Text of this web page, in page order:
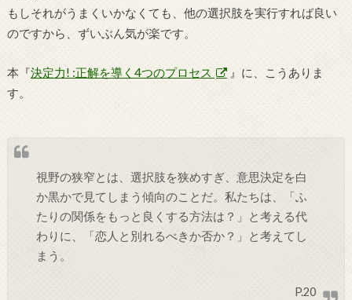
もしそれがうまくいかなくても、他の選択肢を実行すれば良い
のですから、ずいぶん気が楽です。
本『決定力! :正解を導く4つのプロセス
』に、こうありま
す。
視野の狭窄とは、選択肢を狭めすぎ、意思決定を白
か黒かで見てしまう傾向のことだ。私たちは、「ふ
たりの関係をもっと良くする方法は？」と考える代
わりに、「恋人と別れるべきか否か？」と考えてし
まう。
P.20